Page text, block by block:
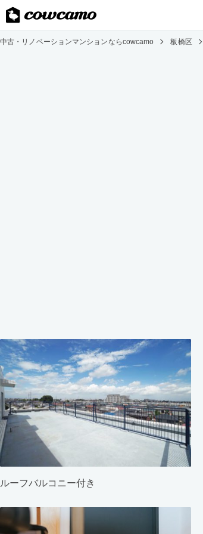
中古・リノベーションマンションならcowcamo 板橋区
ルーフバルコニー付き